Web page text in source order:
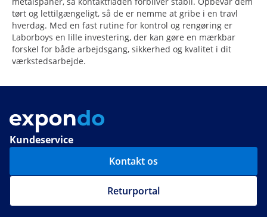
tørt og lettilgængeligt, så de er nemme at gribe i en travl
hverdag. Med en fast rutine for kontrol og rengøring er
Laborboys en lille investering, der kan gøre en mærkbar
forskel for både arbejdsgang, sikkerhed og kvalitet i dit
værkstedsarbejde.
Kundeservice
Kontakt os
Returportal